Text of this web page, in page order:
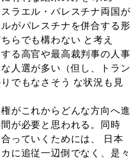
ラエル・パレスチナ両国が
がパレスチナを併合する形
らでも構わない と考え
る高官や最高裁判事の人事
人選が多い（但し、トラン
でもなさそう な状況も見
がこれからどんな方向へ進
が必要と思われる。同時
っていくためには、 日本
に追従一辺倒でなく、是々